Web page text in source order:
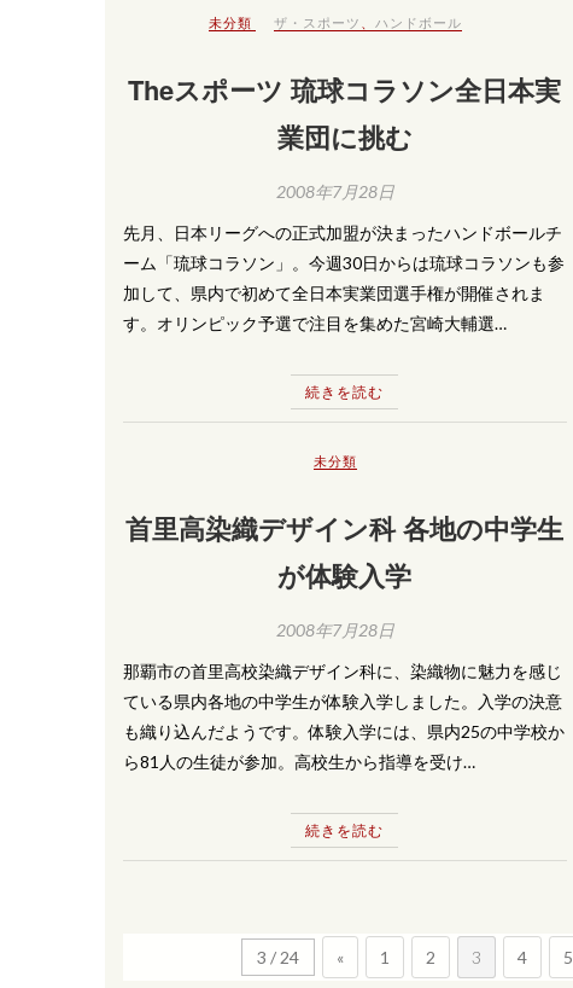
未分類 ザ・スポーツ ハンドボール
Theスポーツ 琉球コラソン全日本実
業団に挑む
2008年7月28日
先月、日本リーグへの正式加盟が決まったハンドボールチ
ーム「琉球コラソン」。今週30日からは琉球コラソンも参
加して、県内で初めて全日本実業団選手権が開催されま
す。オリンピック予選で注目を集めた宮崎大輔選…
続きを読む
未分類
首里高染織デザイン科 各地の中学生
が体験入学
2008年7月28日
那覇市の首里高校染織デザイン科に、染織物に魅力を感じ
ている県内各地の中学生が体験入学しました。入学の決意
も織り込んだようです。体験入学には、県内25の中学校か
ら81人の生徒が参加。高校生から指導を受け…
続きを読む
3 / 24 « 1 2 3 4 5